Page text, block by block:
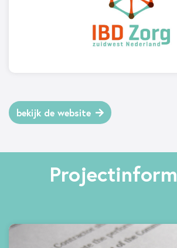
bekijk de website